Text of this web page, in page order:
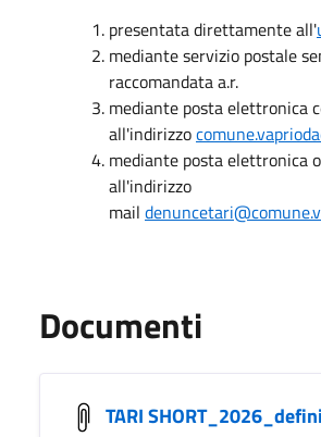
presentata direttamente all'
mediante servizio postale
raccomandata a.r.
mediante posta elettronica
all'indirizzo
mediante posta elettronica
all'indirizzo
mail
Documenti
TARI